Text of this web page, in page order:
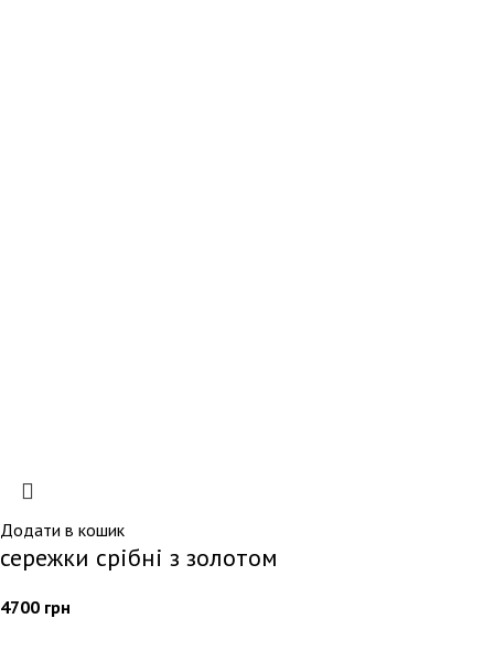
Додати в кошик
сережки срібні з золотом
4700 грн